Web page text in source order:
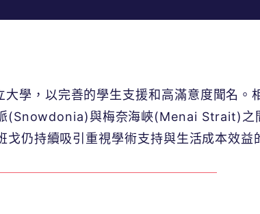
學，以完善的學生支援和高滿意度聞名。
(Snowdonia)與梅奈海峽(Menai Strait)之
仍持續吸引重視學術支持與生活成本效益